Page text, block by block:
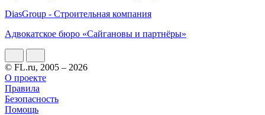
DiasGroup - Строительная компания
Адвокатское бюро «Сайгановы и партнёры»
© FL.ru, 2005 – 2026
О проекте
Правила
Безопасность
Помощь